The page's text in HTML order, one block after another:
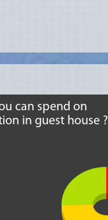
can spend on
in guest house ?